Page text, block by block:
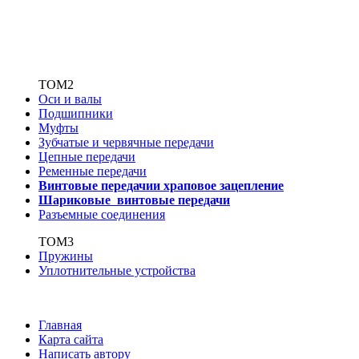
ТОМ2
Оси и валы
Подшипники
Муфты
Зубчатые и червячные передачи
Цепные передачи
Ременные передачи
Винтовые передачии храповое зацепление
Шариковые винтовые передачи
Разъемные соединения
ТОМ3
Пружины
Уплотнительные устройства
Главная
Карта сайта
Написать автору